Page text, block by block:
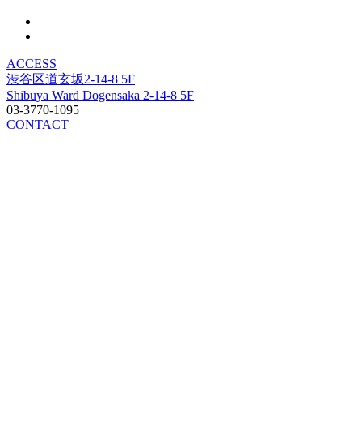
ACCESS
渋谷区道玄坂2-14-8 5F
Shibuya Ward Dogensaka 2-14-8 5F
03-3770-1095
CONTACT